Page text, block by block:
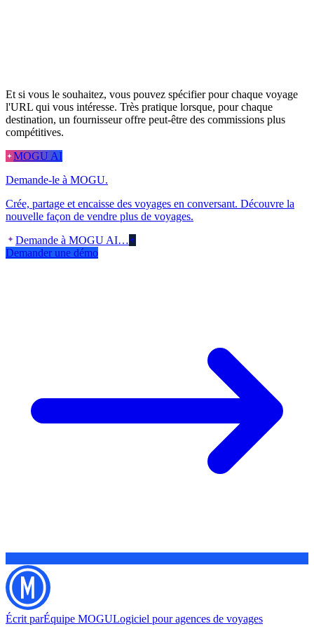
Et si vous le souhaitez, vous pouvez spécifier pour chaque voyage
l'URL qui vous intéresse. Très pratique lorsque, pour chaque
destination, un fournisseur offre peut-être des commissions plus
compétitives.
MOGU AI
Demande-le à MOGU.
Crée, partage et encaisse des voyages en conversant. Découvre la
nouvelle façon de vendre plus de voyages.
Demande à MOGU AI…
Demander une démo
Écrit parÉquipe MOGULogiciel pour agences de voyages